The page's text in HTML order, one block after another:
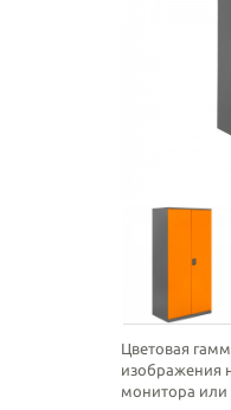
Цветовая
изображения
монитора или